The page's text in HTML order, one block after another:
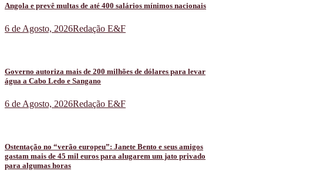
Angola e prevê multas de até 400 salários mínimos nacionais
6 de Agosto, 2026Redação E&F
Governo autoriza mais de 200 milhões de dólares para levar
água a Cabo Ledo e Sangano
6 de Agosto, 2026Redação E&F
Ostentação no “verão europeu”: Janete Bento e seus amigos
gastam mais de 45 mil euros para alugarem um jato privado
para algumas horas